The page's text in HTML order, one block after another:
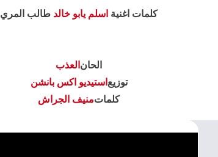
كلمات اغنية اسلم يابو خالد طالب المري
الحان العذب
توزيع استيديو اكس بانشن
كلماتمنيف الجراش